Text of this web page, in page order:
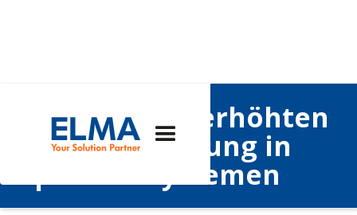
Faktoren der erhöhten
Wärmeerzeugung in
OpenVPX-Systemen